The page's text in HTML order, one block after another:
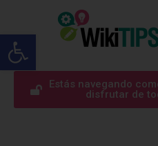
Abrir barra
Estás navegando
disfrutar de